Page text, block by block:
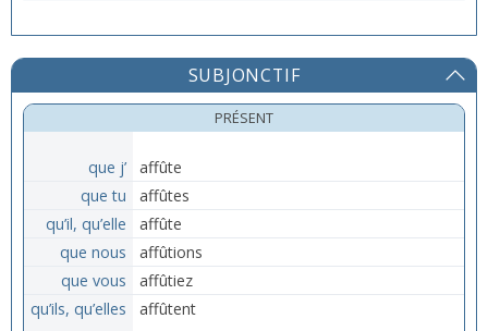
SUBJONCTIF
PRÉSENT
que j’
affûte
que tu
affûtes
qu’il, qu’elle
affûte
que nous
affûtions
que vous
affûtiez
qu’ils, qu’elles
affûtent